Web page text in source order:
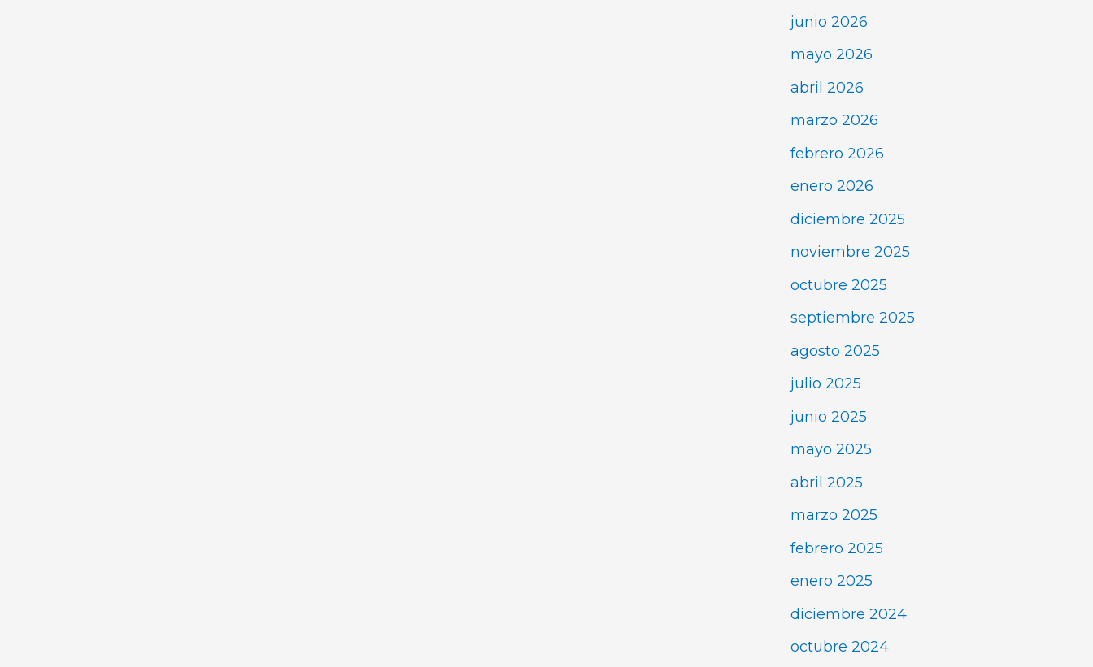
junio 2026
mayo 2026
abril 2026
marzo 2026
febrero 2026
enero 2026
diciembre 2025
noviembre 2025
octubre 2025
septiembre 2025
agosto 2025
julio 2025
junio 2025
mayo 2025
abril 2025
marzo 2025
febrero 2025
enero 2025
diciembre 2024
octubre 2024